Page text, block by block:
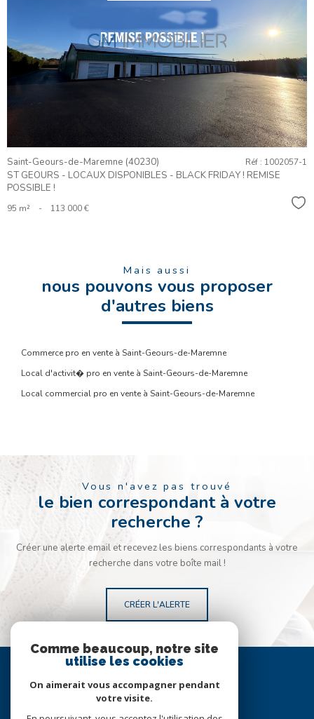
VOIR LE
BIEN
Saint-Geours-de-Maremne (40230)
ST GEOURS - LOCAUX DISPONIBLES - BLACK FRIDAY ! REMISE
POSSIBLE !
Réf : 1002057-1
95 m² - 113 000 €
Mais aussi
nous pouvons vous proposer
d'autres biens
Commerce pro en vente à Saint-Geours-de-Maremne
Local d'activit� pro en vente à Saint-Geours-de-Maremne
Local commercial pro en vente à Saint-Geours-de-Maremne
Vous n'avez pas trouvé
le bien correspondant à votre
recherche ?
Créer une alerte email et recevez les biens correspondants à votre
recherche dans votre boîte mail !
CRÉER L'ALERTE
Se
espace propriétaire
Comme beaucoup, notre site
utilise les cookies
On aimerait vous accompagner pendant
votre visite.